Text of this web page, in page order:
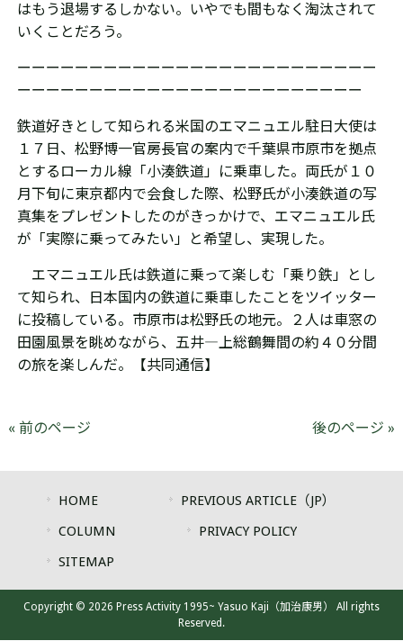
はもう退場するしかない。いやでも間もなく淘汰されて
いくことだろう。
ーーーーーーーーーーーーーーーーーーーーーーーーー
ーーーーーーーーーーーーーーーーーーーーーーーー
鉄道好きとして知られる米国のエマニュエル駐日大使は
１７日、松野博一官房長官の案内で千葉県市原市を拠点
とするローカル線「小湊鉄道」に乗車した。両氏が１０
月下旬に東京都内で会食した際、松野氏が小湊鉄道の写
真集をプレゼントしたのがきっかけで、エマニュエル氏
が「実際に乗ってみたい」と希望し、実現した。
エマニュエル氏は鉄道に乗って楽しむ「乗り鉄」とし
て知られ、日本国内の鉄道に乗車したことをツイッター
に投稿している。市原市は松野氏の地元。２人は車窓の
田園風景を眺めながら、五井―上総鶴舞間の約４０分間
の旅を楽しんだ。
【共同通信】
« 前のページ 後のページ »
HOME
PREVIOUS ARTICLE（JP）
COLUMN
PRIVACY POLICY
SITEMAP
Copyright © 2026 Press Activity 1995~ Yasuo Kaji（加治康男） All rights
Reserved.